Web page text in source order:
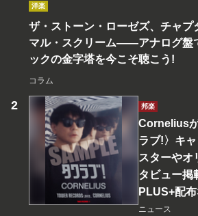
洋楽
ザ・ストーン・ローゼズ、チャプ
マル・スクリーム――アナログ盤
ックの金字塔を今こそ聴こう!
コラム
邦楽
Cornelius
ラブ!〉キ
スターやオ
タビュー掲
PLUS+配
ニュース